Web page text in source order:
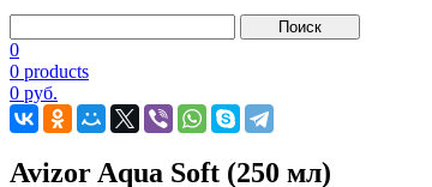
0
0 products
0 руб.
Avizor Aqua Soft (250 мл)